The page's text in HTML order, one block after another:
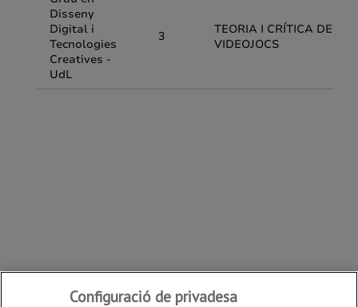
Configuració de privadesa